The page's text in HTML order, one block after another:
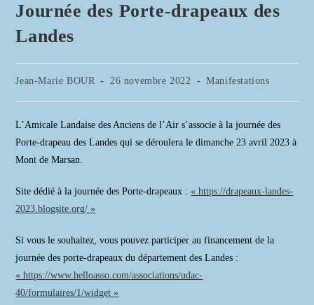
Journée des Porte-drapeaux des
Landes
Auteur/autrice
publication :
Jean-Marie BOUR
Publication
26 novembre 2022
Post
Manifestations
L’Amicale Landaise des Anciens de l’Air s’associe à la journée des
Porte-drapeau des Landes qui se déroulera le dimanche 23 avril 2023 à
Mont de Marsan.
Site dédié à la journée des Porte-drapeaux :« https://drapeaux-landes-
2023.blogsite.org/ »
Si vous le souhaitez, vous pouvez participer au financement de la
journée des porte-drapeaux du département des Landes :
« https://www.helloasso.com/associations/udac-
40/formulaires/1/widget »